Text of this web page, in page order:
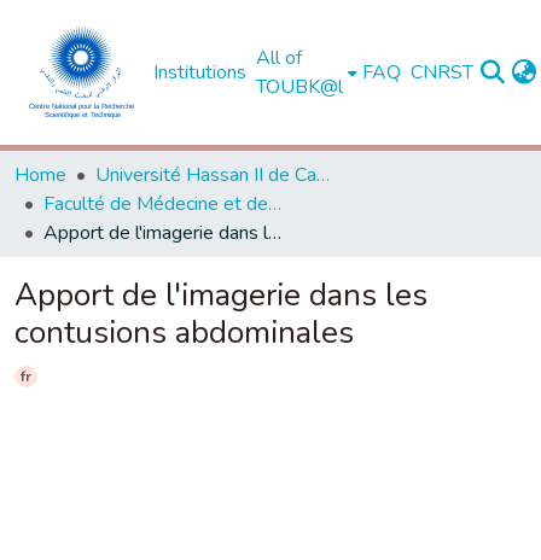
Institutions
All of
TOUBK@l
FAQ CNRST
Home
Université Hassan II de Casablanca
Faculté de Médecine et de Pharmacie - Casablanca
Apport de l'imagerie dans les contusions abdominales
Apport de l'imagerie dans les
contusions abdominales
fr